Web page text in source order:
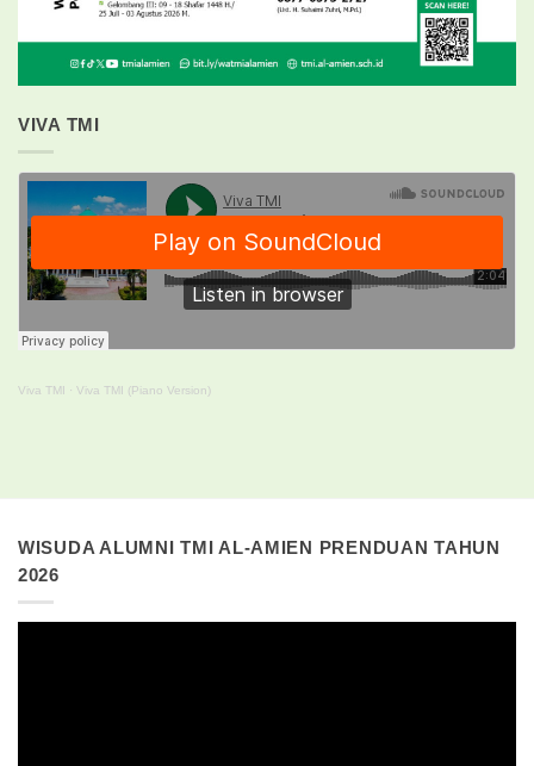
VIVA TMI
Viva TMI · Viva TMI (Piano Version)
WISUDA ALUMNI TMI AL-AMIEN PRENDUAN TAHUN
2026